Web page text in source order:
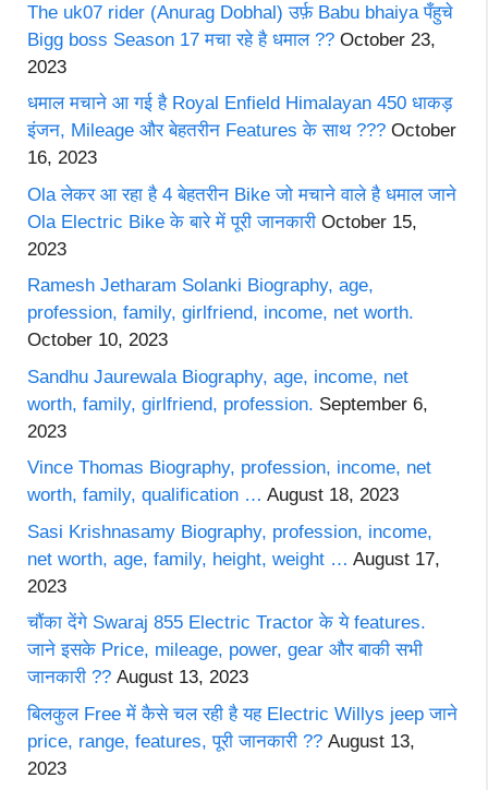
The uk07 rider (Anurag Dobhal) उर्फ़ Babu bhaiya पँहुचे
Bigg boss Season 17 मचा रहे है धमाल ?? October 23,
2023
धमाल मचाने आ गई है Royal Enfield Himalayan 450 धाकड़
इंजन, Mileage और बेहतरीन Features के साथ ??? October
16, 2023
Ola लेकर आ रहा है 4 बेहतरीन Bike जो मचाने वाले है धमाल जाने
Ola Electric Bike के बारे में पूरी जानकारी October 15,
2023
Ramesh Jetharam Solanki Biography, age,
profession, family, girlfriend, income, net worth.
October 10, 2023
Sandhu Jaurewala Biography, age, income, net
worth, family, girlfriend, profession. September 6,
2023
Vince Thomas Biography, profession, income, net
worth, family, qualification … August 18, 2023
Sasi Krishnasamy Biography, profession, income,
net worth, age, family, height, weight … August 17,
2023
चौंका देंगे Swaraj 855 Electric Tractor के ये features.
जाने इसके Price, mileage, power, gear और बाकी सभी
जानकारी ?? August 13, 2023
बिलकुल Free में कैसे चल रही है यह Electric Willys jeep जाने
price, range, features, पूरी जानकारी ?? August 13,
2023